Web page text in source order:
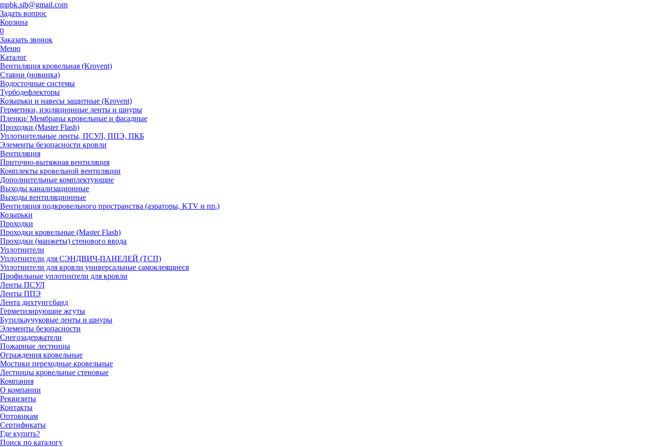
mpbk.sib@gmail.com
Задать вопрос
Корзина
0
Заказать звонок
Меню
Каталог
Вентиляция кровельная (Krovent)
Ставни (новинка)
Водосточные системы
Турбодефлекторы
Козырьки и навесы защитные (Krovent)
Герметики, изоляционные ленты и шнуры
Пленки/ Мембраны кровельные и фасадные
Проходки (Master Flash)
Уплотнительные ленты, ПСУЛ, ППЭ, ПКБ
Элементы безопасности кровли
Вентиляция
Приточно-вытяжная вентиляция
Комплекты кровельной вентиляции
Дополнительные комплектующие
Выходы канализационные
Выходы вентиляционные
Вентиляция подкровельного пространства (аэраторы, KTV и пр.)
Козырьки
Проходки
Проходки кровельные (Master Flash)
Проходки (манжеты) стенового ввода
Уплотнители
Уплотнители для СЭНДВИЧ-ПАНЕЛЕЙ (ТСП)
Уплотнители для кровли универсальные самоклеящиеся
Профильные уплотнители для кровли
Ленты ПСУЛ
Ленты ППЭ
Лента дихтунгсбанд
Герметизирующие жгуты
Бутилкаучуковые ленты и шнуры
Элементы безопасности
Снегозадержатели
Пожарные лестницы
Ограждения кровельные
Мостики переходные кровельные
Лестницы кровельные стеновые
Компания
О компании
Реквизиты
Контакты
Оптовикам
Сертификаты
Где купить?
Поиск по каталогу